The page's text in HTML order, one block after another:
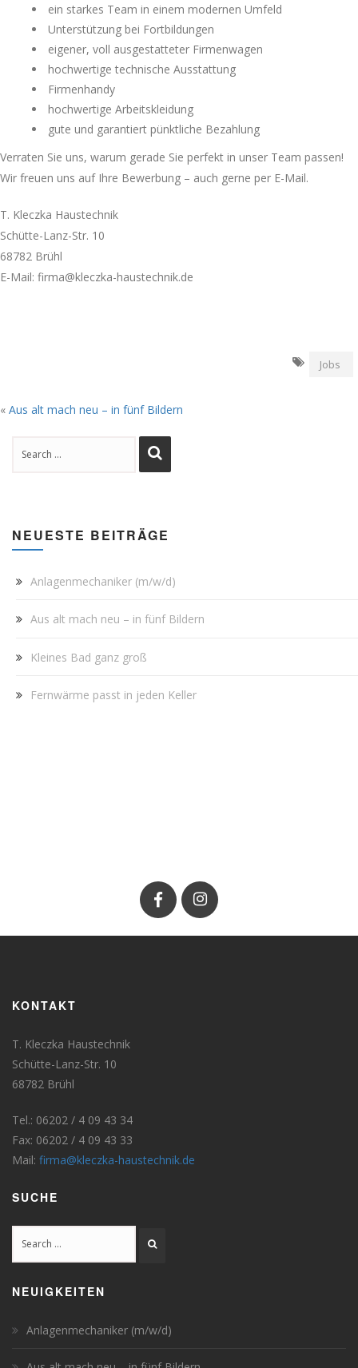
ein starkes Team in einem modernen Umfeld
Unterstützung bei Fortbildungen
eigener, voll ausgestatteter Firmenwagen
hochwertige technische Ausstattung
Firmenhandy
hochwertige Arbeitskleidung
gute und garantiert pünktliche Bezahlung
Verraten Sie uns, warum gerade Sie perfekt in unser Team passen!
Wir freuen uns auf Ihre Bewerbung – auch gerne per E-Mail.
T. Kleczka Haustechnik
Schütte-Lanz-Str. 10
68782 Brühl
E-Mail: firma@kleczka-haustechnik.de
Jobs
« Aus alt mach neu – in fünf Bildern
NEUESTE BEITRÄGE
Anlagenmechaniker (m/w/d)
Aus alt mach neu – in fünf Bildern
Kleines Bad ganz groß
Fernwärme passt in jeden Keller
KONTAKT
T. Kleczka Haustechnik
Schütte-Lanz-Str. 10
68782 Brühl
Tel.: 06202 / 4 09 43 34
Fax: 06202 / 4 09 43 33
Mail: firma@kleczka-haustechnik.de
SUCHE
NEUIGKEITEN
Anlagenmechaniker (m/w/d)